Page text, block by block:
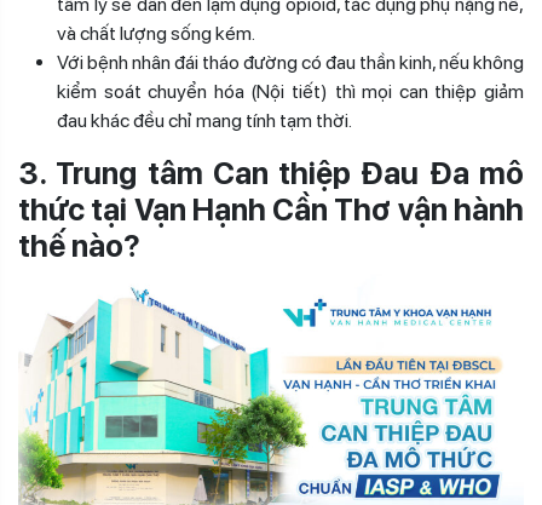
và chất lượng sống kém.
Với bệnh nhân đái tháo đường có đau thần kinh, nếu không
kiểm soát chuyển hóa (Nội tiết) thì mọi can thiệp giảm
đau khác đều chỉ mang tính tạm thời.
3. Trung tâm Can thiệp Đau Đa mô
thức tại Vạn Hạnh Cần Thơ vận hành
thế nào?